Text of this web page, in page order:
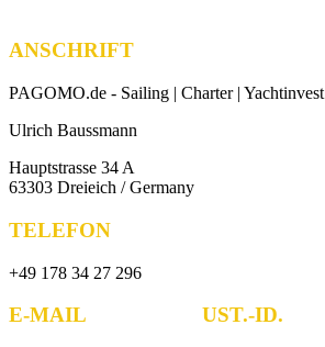
ANSCHRIFT
PAGOMO.de - Sailing | Charter | Yachtinvest
Ulrich Baussmann
Hauptstrasse 34 A
63303 Dreieich / Germany
TELEFON
+49 178 34 27 296
E-MAIL UST.-ID.